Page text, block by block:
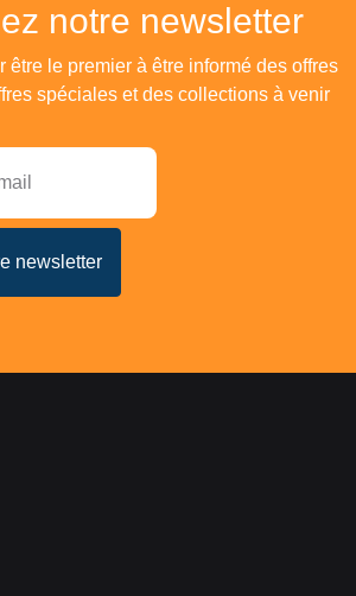
notre newsletter
être le premier à être informé des offres
spéciales et des collections à venir